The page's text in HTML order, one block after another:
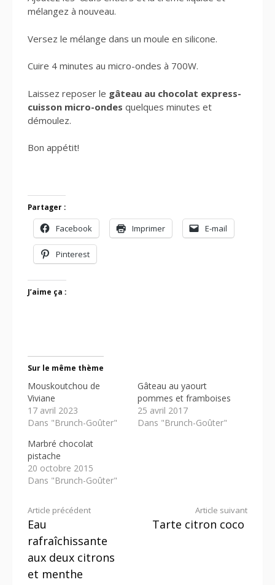
mélangez à nouveau.
Versez le mélange dans un moule en silicone.
Cuire 4 minutes au micro-ondes à 700W.
Laissez reposer le gâteau au chocolat express-
cuisson micro-ondes quelques minutes et
démoulez.
Bon appétit!
Partager :
Facebook Imprimer E-mail
Pinterest
J’aime ça :
Sur le même thème
Mouskoutchou de
Viviane
17 avril 2023
Dans "Brunch-Goûter"
Gâteau au yaourt
pommes et framboises
25 avril 2017
Dans "Brunch-Goûter"
Marbré chocolat
pistache
20 octobre 2015
Dans "Brunch-Goûter"
Lire
la
suite
Article précédent
Eau
rafraîchissante
aux deux citrons
et menthe
Article suivant
Tarte citron coco